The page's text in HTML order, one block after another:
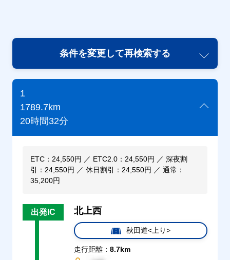
条件を変更して再検索する
1
1789.7km
20時間32分
ETC：24,550円 ／ ETC2.0：24,550円 ／ 深夜割
引：24,550円 ／ 休日割引：24,550円 ／ 通常：
35,200円
出発IC 北上西
秋田道<上り>
走行距離： 8.7km